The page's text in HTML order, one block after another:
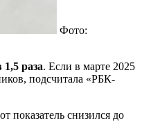
Фото:
1,5 раза. Если в марте 2025
подсчитала «РБК-
показатель снизился до